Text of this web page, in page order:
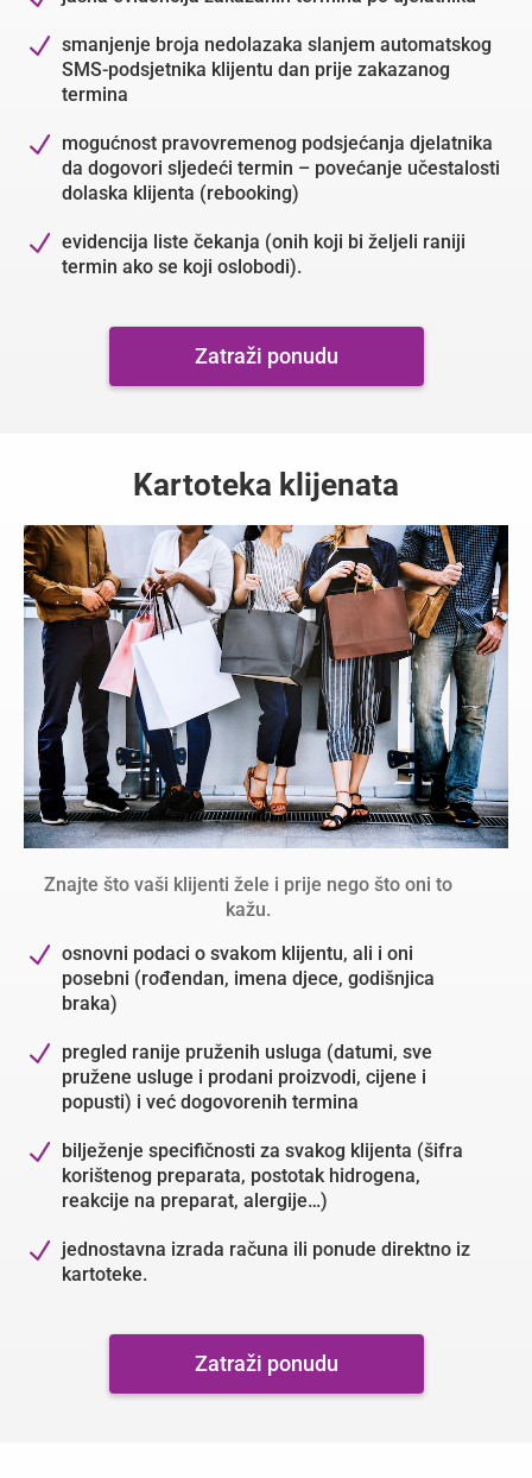
N smanjenje broja nedolazaka slanjem automatskog
SMS-podsjetnika klijentu dan prije zakazanog
termina
N mogućnost pravovremenog podsjećanja djelatnika
da dogovori sljedeći termin – povećanje učestalosti
dolaska klijenta (rebooking)
N evidencija liste čekanja (onih koji bi željeli raniji
termin ako se koji oslobodi).
Zatraži ponudu
Kartoteka klijenata
Znajte što vaši klijenti žele i prije nego što oni to
kažu.
N osnovni podaci o svakom klijentu, ali i oni
posebni (rođendan, imena djece, godišnjica
braka)
N pregled ranije pruženih usluga (datumi, sve
pružene usluge i prodani proizvodi, cijene i
popusti) i već dogovorenih termina
N bilježenje specifičnosti za svakog klijenta (šifra
korištenog preparata, postotak hidrogena,
reakcije na preparat, alergije…)
N jednostavna izrada računa ili ponude direktno iz
kartoteke.
Zatraži ponudu